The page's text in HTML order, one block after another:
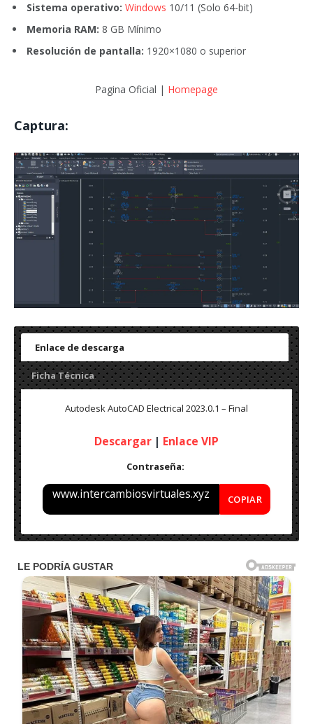
Sistema operativo: Windows 10/11 (Solo 64-bit)
Memoria RAM: 8 GB Mínimo
Resolución de pantalla: 1920×1080 o superior
Pagina Oficial | Homepage
Captura:
Enlace de descarga
Ficha Técnica
Autodesk AutoCAD Electrical 2023.0.1 – Final
Descargar | Enlace VIP
Contraseña:
www.intercambiosvirtuales.xyz COPIAR
Nombre: Autodesk AutoCAD Electrical 2023.0.1 – Final
Idioma: Español & Inglés
Peso: 3 GB
Medicina: Incl.
Sistema Operativo: Windows x64